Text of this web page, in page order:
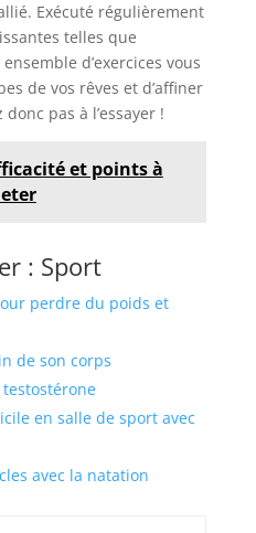
Exécuté régulièrement
telles que
d’exercices vous
de vos rêves et d’affiner
pas à l’essayer !
et points à
: Sport
perdre du poids et
de son corps
en salle de sport avec
avec la natation